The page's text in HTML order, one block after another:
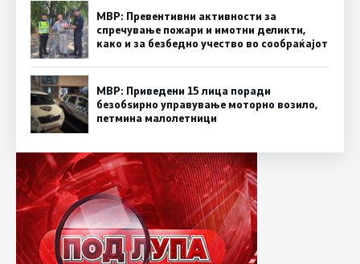
МВР: Превентивни активности за
спречување пожари и имотни деликти,
како и за безбедно учество во сообраќајот
МВР: Приведени 15 лица поради
безобѕирно управување моторно возило,
петмина малолетници